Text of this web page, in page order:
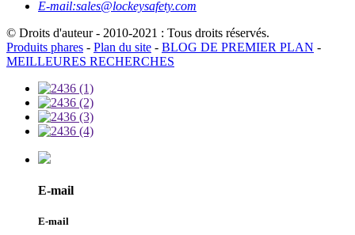
E-mail:sales@lockeysafety.com
© Droits d'auteur - 2010-2021 : Tous droits réservés.
Produits phares - Plan du site - BLOG DE PREMIER PLAN -
MEILLEURES RECHERCHES
E-mail
E-mail